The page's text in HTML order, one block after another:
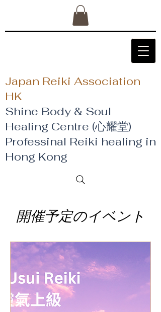
Japan Reiki Association
HK
Shine Body & Soul
Healing Centre (心耀堂)
​Professinal Reiki healing in
Hong Kong
開催予定のイベント